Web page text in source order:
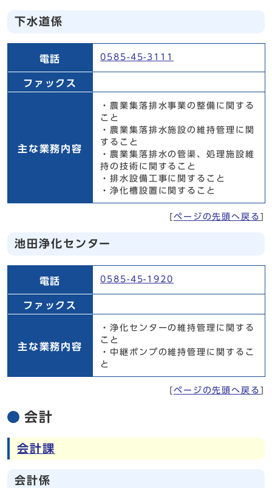
下水道係
電話
0585-45-3111
ファックス
主な業務内容
・農業集落排水事業の整備に関する
こと
・農業集落排水施設の維持管理に関
すること
・農業集落排水の管渠、処理施設維
持の技術に関すること
・排水設備工事に関すること
・浄化槽設置に関すること
ページの先頭へ戻る
池田浄化センター
電話
0585-45-1920
ファックス
主な業務内容
・浄化センターの維持管理に関する
こと
・中継ポンプの維持管理に関するこ
と
ページの先頭へ戻る
会計
会計課
会計係